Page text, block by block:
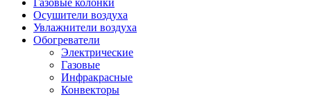
Осушители воздуха
Увлажнители воздуха
Обогреватели
Электрические
Газовые
Инфракрасные
Конвекторы